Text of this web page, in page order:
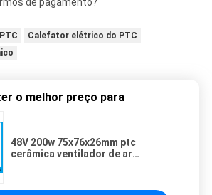
de pagamento?
Calefator elétrico do PTC
o melhor preço para
48V 200w 75x76x26mm ptc
cerâmica ventilador de ar
condicionado